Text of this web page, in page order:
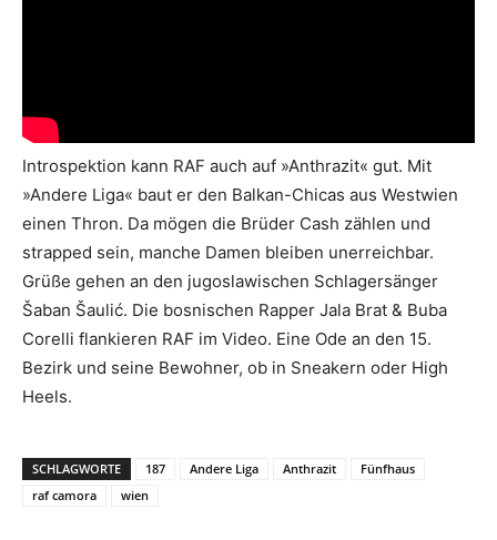
Introspektion kann RAF auch auf »Anthrazit« gut. Mit
»Andere Liga« baut er den Balkan-Chicas aus Westwien
einen Thron. Da mögen die Brüder Cash zählen und
strapped sein, manche Damen bleiben unerreichbar.
Grüße gehen an den jugoslawischen Schlagersänger
Šaban Šaulić. Die bosnischen Rapper Jala Brat & Buba
Corelli flankieren RAF im Video. Eine Ode an den 15.
Bezirk und seine Bewohner, ob in Sneakern oder High
Heels.
SCHLAGWORTE 187 Andere Liga Anthrazit
Fünfhaus
raf camora
wien